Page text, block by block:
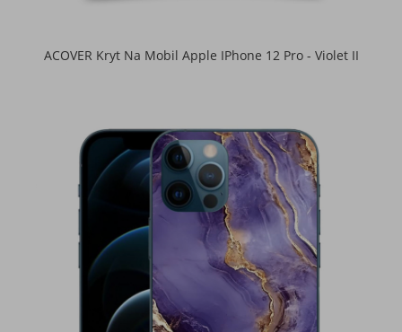
ACOVER Kryt Na Mobil Apple IPhone 12 Pro - Violet II